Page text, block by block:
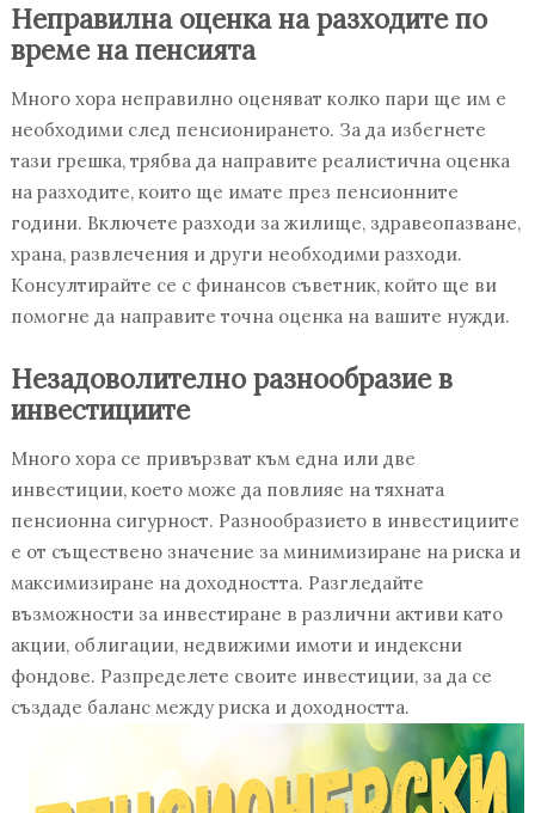
Неправилна оценка на разходите по
време на пенсията
Много хора неправилно оценяват колко пари ще им е
необходими след пенсионирането. За да избегнете
тази грешка, трябва да направите реалистична оценка
на разходите, които ще имате през пенсионните
години. Включете разходи за жилище, здравеопазване,
храна, развлечения и други необходими разходи.
Консултирайте се с финансов съветник, който ще ви
помогне да направите точна оценка на вашите нужди.
Незадоволително разнообразие в
инвестициите
Много хора се привързват към една или две
инвестиции, което може да повлияе на тяхната
пенсионна сигурност. Разнообразието в инвестициите
е от съществено значение за минимизиране на риска и
максимизиране на доходността. Разгледайте
възможности за инвестиране в различни активи като
акции, облигации, недвижими имоти и индексни
фондове. Разпределете своите инвестиции, за да се
създаде баланс между риска и доходността.